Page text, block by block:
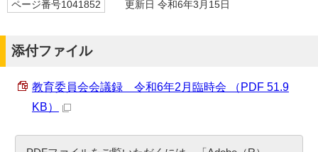
ページ番号1041852 更新日 令和6年3月15日
添付ファイル
教育委員会会議録 令和6年2月臨時会 （PDF 51.9
KB）